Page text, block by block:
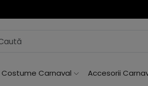
Costume Carnaval Accesorii